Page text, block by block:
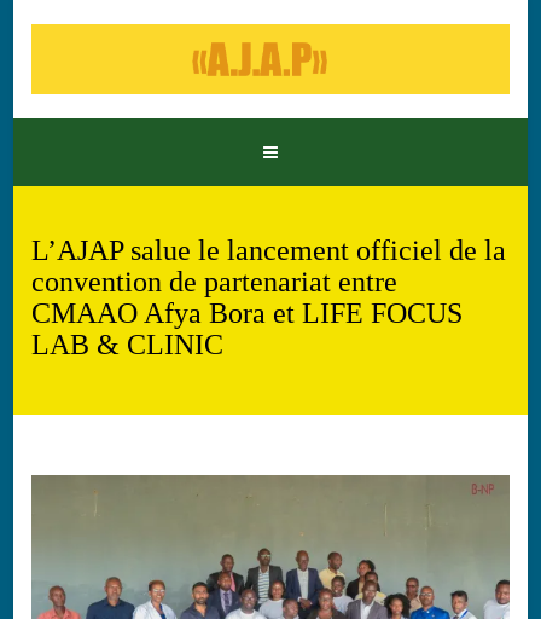
L’AJAP salue le lancement officiel de la
convention de partenariat entre
CMAAO Afya Bora et LIFE FOCUS
LAB & CLINIC